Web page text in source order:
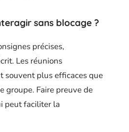
sans blocage ?
précises,
Les réunions
souvent plus efficaces que
groupe. Faire preuve de
peut faciliter la